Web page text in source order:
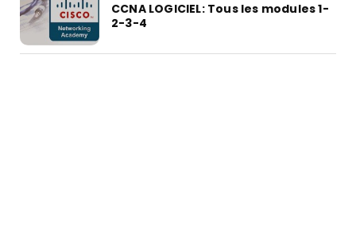
CCNA LOGICIEL: Tous les modules 1-
2-3-4